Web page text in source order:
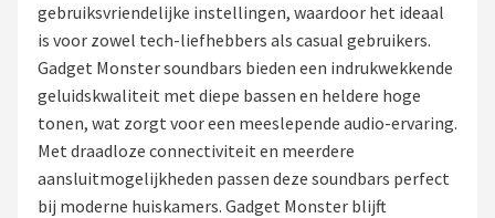
Sonos
JBL
Samsung
Shop
gebruiksvriendelijke instellingen, waardoor het ideaal
is voor zowel tech-liefhebbers als casual gebruikers.
Gadget Monster soundbars bieden een indrukwekkende
geluidskwaliteit met diepe bassen en heldere hoge
tonen, wat zorgt voor een meeslepende audio-ervaring.
Met draadloze connectiviteit en meerdere
aansluitmogelijkheden passen deze soundbars perfect
bij moderne huiskamers. Gadget Monster blijft